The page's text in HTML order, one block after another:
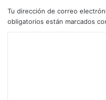
Tu dirección de correo
obligatorios están marcados